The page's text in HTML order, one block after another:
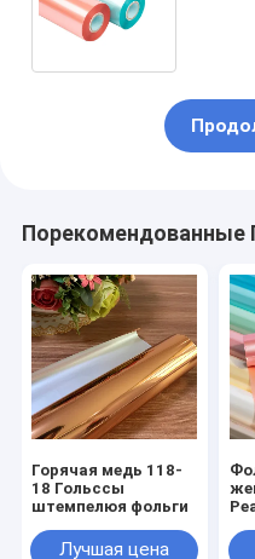
Порекомендованные
Горячая медь 118-
18 Гольссы
штемпелюя фольги
Лучшая цена